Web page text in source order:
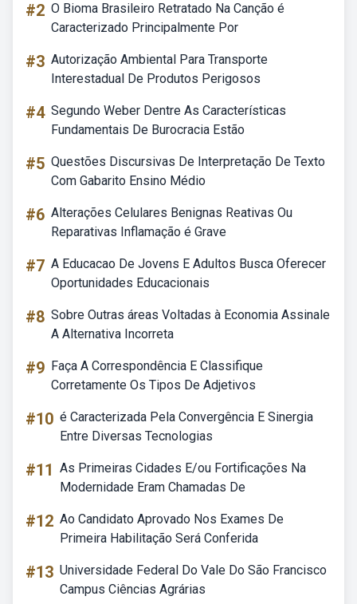
#2 O Bioma Brasileiro Retratado Na Canção é
Caracterizado Principalmente Por
#3 Autorização Ambiental Para Transporte
Interestadual De Produtos Perigosos
#4 Segundo Weber Dentre As Características
Fundamentais De Burocracia Estão
#5 Questões Discursivas De Interpretação De Texto
Com Gabarito Ensino Médio
#6 Alterações Celulares Benignas Reativas Ou
Reparativas Inflamação é Grave
#7 A Educacao De Jovens E Adultos Busca Oferecer
Oportunidades Educacionais
#8 Sobre Outras áreas Voltadas à Economia Assinale
A Alternativa Incorreta
#9 Faça A Correspondência E Classifique
Corretamente Os Tipos De Adjetivos
#10 é Caracterizada Pela Convergência E Sinergia
Entre Diversas Tecnologias
#11 As Primeiras Cidades E/ou Fortificações Na
Modernidade Eram Chamadas De
#12 Ao Candidato Aprovado Nos Exames De
Primeira Habilitação Será Conferida
#13 Universidade Federal Do Vale Do São Francisco
Campus Ciências Agrárias